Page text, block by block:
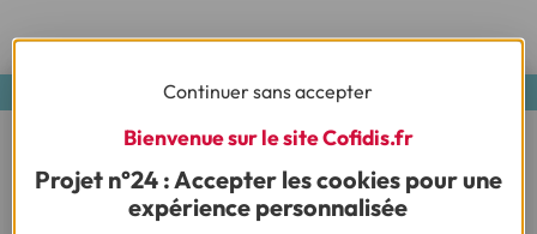
Quelle couleur choisirpour ma
salle de bain ?
Continuer sans accepter
Bienvenue sur le site Cofidis.fr
Projet n°24 : Accepter les cookies pour une
expérience personnalisée